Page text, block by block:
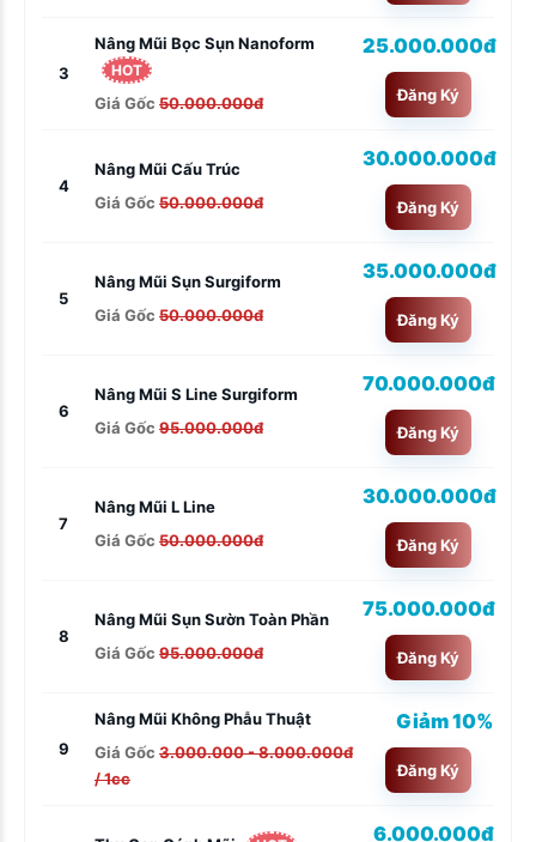
3
Nâng Mũi Bọc Sụn Nanoform
HOT
Giá Gốc 50.000.000đ
25.000.000đ
Đăng Ký
4
Nâng Mũi Cấu Trúc
Giá Gốc 50.000.000đ
30.000.000đ
Đăng Ký
5
Nâng Mũi Sụn Surgiform
Giá Gốc 50.000.000đ
35.000.000đ
Đăng Ký
6
Nâng Mũi S Line Surgiform
Giá Gốc 95.000.000đ
70.000.000đ
Đăng Ký
7
Nâng Mũi L Line
Giá Gốc 50.000.000đ
30.000.000đ
Đăng Ký
8
Nâng Mũi Sụn Sườn Toàn Phần
Giá Gốc 95.000.000đ
75.000.000đ
Đăng Ký
9
Nâng Mũi Không Phẫu Thuật
Giá Gốc 3.000.000 - 8.000.000đ
/ 1cc
Giảm 10%
Đăng Ký
6.000.000đ